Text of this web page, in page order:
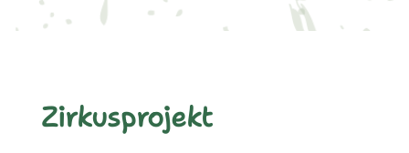
Zirkusprojekt